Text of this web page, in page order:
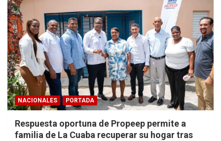
NACIONALES PORTADA
Respuesta oportuna de Propeep permite a
familia de La Cuaba recuperar su hogar tras